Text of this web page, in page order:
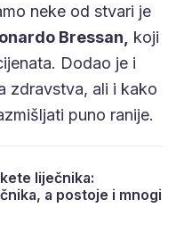
neke od stvari je
Bressan,
koji
Dodao je i
zdravstva, ali i kako
puno ranije.
liječnika:
a postoje i mnogi